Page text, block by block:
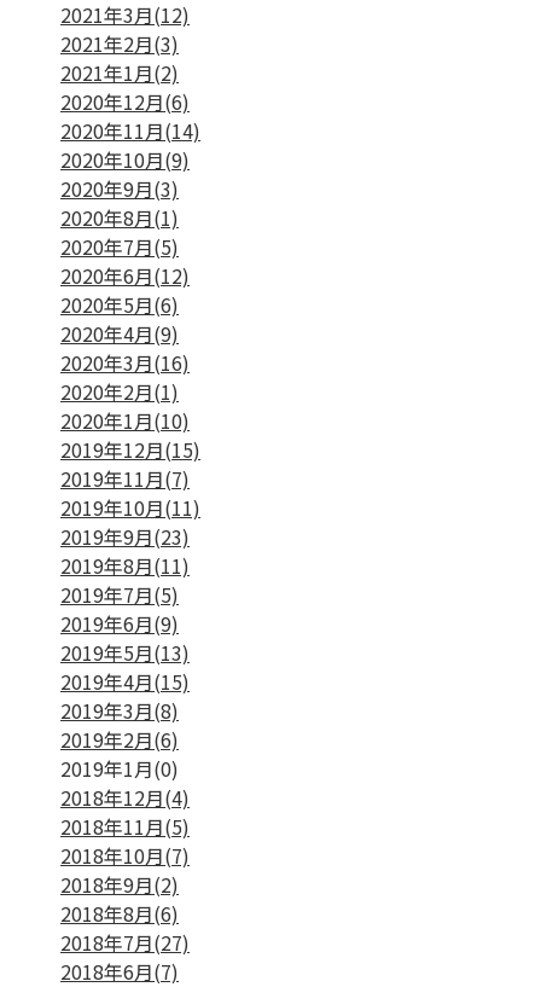
2021年3月(12)
2021年2月(3)
2021年1月(2)
2020年12月(6)
2020年11月(14)
2020年10月(9)
2020年9月(3)
2020年8月(1)
2020年7月(5)
2020年6月(12)
2020年5月(6)
2020年4月(9)
2020年3月(16)
2020年2月(1)
2020年1月(10)
2019年12月(15)
2019年11月(7)
2019年10月(11)
2019年9月(23)
2019年8月(11)
2019年7月(5)
2019年6月(9)
2019年5月(13)
2019年4月(15)
2019年3月(8)
2019年2月(6)
2019年1月(0)
2018年12月(4)
2018年11月(5)
2018年10月(7)
2018年9月(2)
2018年8月(6)
2018年7月(27)
2018年6月(7)